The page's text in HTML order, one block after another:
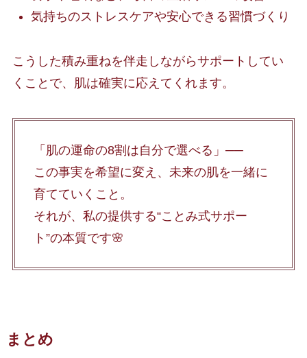
気持ちのストレスケアや安心できる習慣づくり
こうした積み重ねを伴走しながらサポートしてい
くことで、肌は確実に応えてくれます。
「肌の運命の8割は自分で選べる」──
この事実を希望に変え、未来の肌を一緒に
育てていくこと。
それが、私の提供する“ことみ式サポー
ト”の本質です🌸
まとめ